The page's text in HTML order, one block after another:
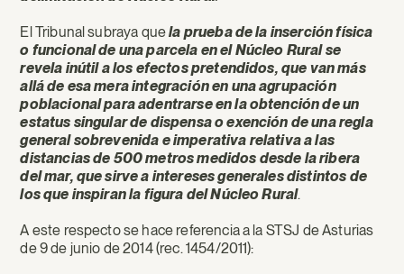
El Tribunal subraya quela prueba de la inserción física
o funcional de una parcela en el Núcleo Rural se
revela inútil a los efectos pretendidos, que van más
allá de esa mera integración en una agrupación
poblacional para adentrarse en la obtención de un
estatus singular de dispensa o exención de una regla
general sobrevenida e imperativa relativa a las
distancias de 500 metros medidos desde la ribera
del mar, que sirve a intereses generales distintos de
los que inspiran la figura del Núcleo Rural.
A este respecto se hace referencia a la STSJ de Asturias
de 9 de junio de 2014 (rec. 1454/2011):